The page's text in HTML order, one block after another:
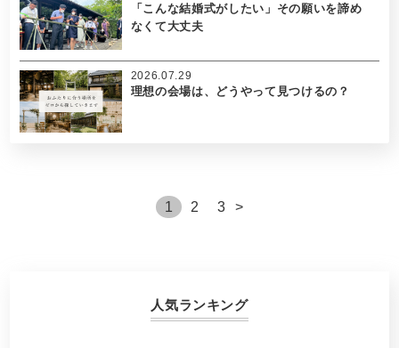
「こんな結婚式がしたい」その願いを諦め
なくて大丈夫
理想の会場は、どうやって見つけるの？
2026.07.29
1 2 3 >
人気ランキング